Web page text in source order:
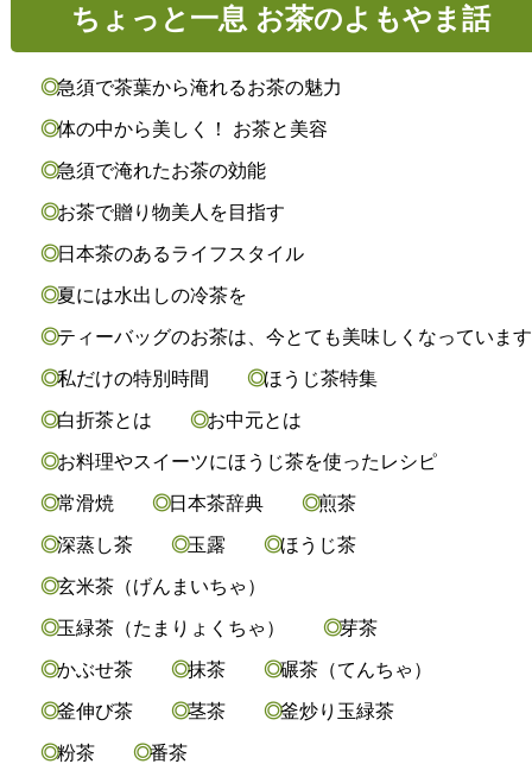
ちょっと一息 お茶のよもやま話
急須で茶葉から淹れるお茶の魅力
体の中から美しく！ お茶と美容
急須で淹れたお茶の効能
お茶で贈り物美人を目指す
日本茶のあるライフスタイル
夏には水出しの冷茶を
ティーバッグのお茶は、今とても美味しくなっています
私だけの特別時間 ほうじ茶特集
白折茶とは お中元とは
お料理やスイーツにほうじ茶を使ったレシピ
常滑焼 日本茶辞典 煎茶
深蒸し茶 玉露 ほうじ茶
玄米茶（げんまいちゃ）
玉緑茶（たまりょくちゃ） 芽茶
かぶせ茶 抹茶 碾茶（てんちゃ）
釜伸び茶 茎茶 釜炒り玉緑茶
粉茶 番茶